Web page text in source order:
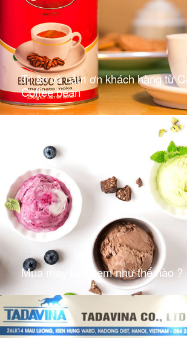
Tri ân và cảm ơn khách hàng từ
Coffee bean
Mua máy làm kem như thế nào ?